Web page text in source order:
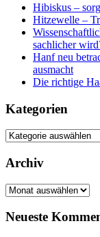
Hibiskus –
Hitzewelle –
sachlicher
Hanf neu
ausmacht
Die richtige
Kategorien
Kategorien
Archiv
Archiv
Neueste